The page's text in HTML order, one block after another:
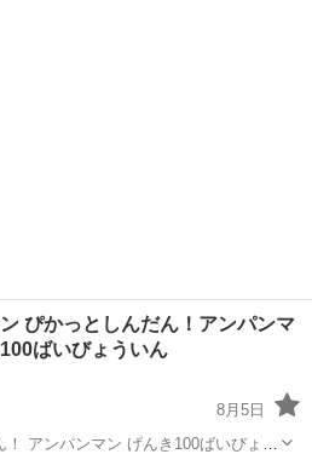
ぴかっとしんだん！アンパンマ
ばいびょういん
8月5日
アンパンマン げんき100ばいびょう